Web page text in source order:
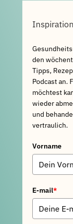
den
Tipps,
Podcast an.
möchtest
wieder
und
vertraulich.
Vorname
E-mail*